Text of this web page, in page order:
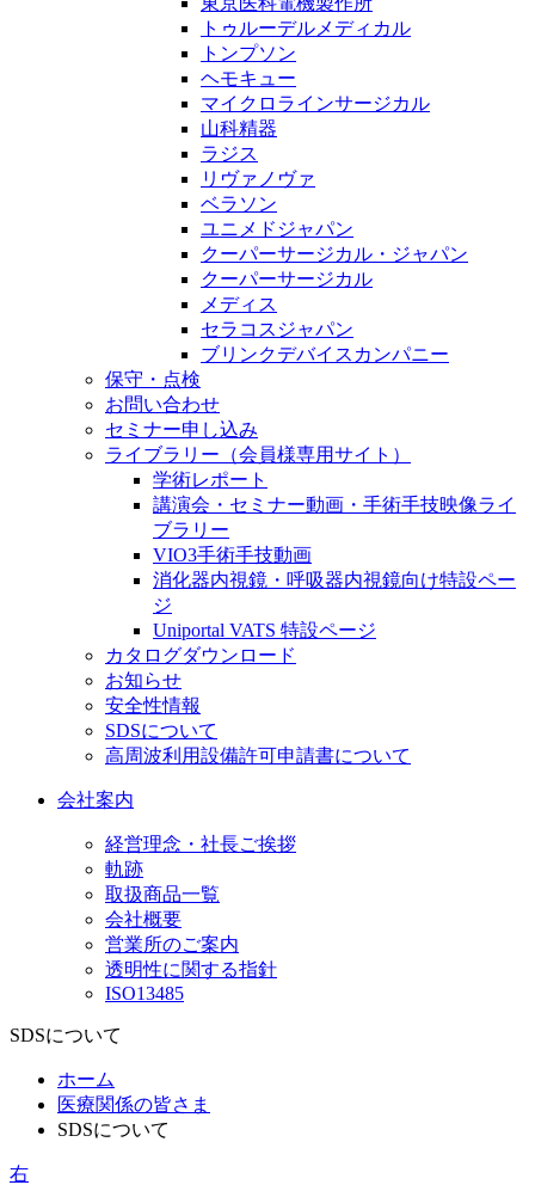
トゥルーデルメディカル
トンプソン
ヘモキュー
マイクロラインサージカル
山科精器
ラジス
リヴァノヴァ
ベラソン
ユニメドジャパン
クーパーサージカル・ジャパン
クーパーサージカル
メディス
セラコスジャパン
ブリンクデバイスカンパニー
保守・点検
お問い合わせ
セミナー申し込み
ライブラリー（会員様専用サイト）
学術レポート
講演会・セミナー動画・手術手技映像ライ
ブラリー
VIO3手術手技動画
消化器内視鏡・呼吸器内視鏡向け特設ペー
ジ
Uniportal VATS 特設ページ
カタログダウンロード
お知らせ
安全性情報
SDSについて
高周波利用設備許可申請書について
会社案内
経営理念・社長ご挨拶
軌跡
取扱商品一覧
会社概要
営業所のご案内
透明性に関する指針
ISO13485
SDSについて
ホーム
医療関係の皆さま
SDSについて
右